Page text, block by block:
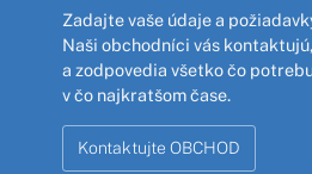
Zadajte vaše údaje a
Naši obchodníci vás kontaktujú,
a zodpovedia všetko čo
v čo najkratšom čase.
Kontaktujte OBCHOD